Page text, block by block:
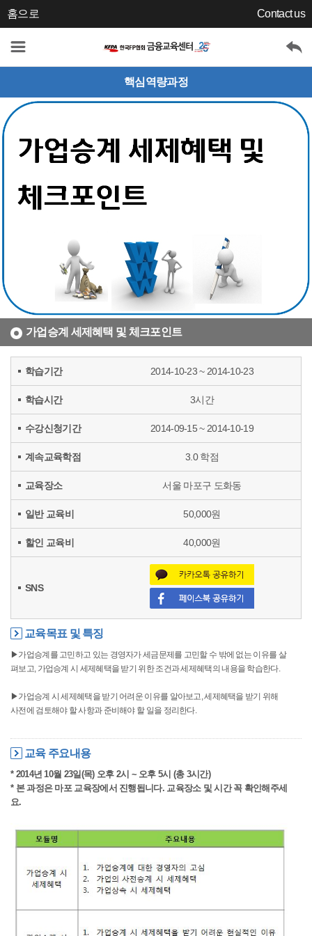
홈으로 Contact us
핵심역량과정
가업승계 세제혜택 및 체크포인트
학습기간 2014-10-23 ~ 2014-10-23
학습시간 3시간
수강신청기간 2014-09-15 ~ 2014-10-19
계속교육학점 3.0 학점
교육장소 서울 마포구 도화동
일반 교육비 50,000원
할인 교육비 40,000원
SNS
교육목표 및 특징
▶가업승계를 고민하고 있는 경영자가 세금문제를 고민할 수 밖에 없는 이유를 살
펴보고, 가업승계 시 세제혜택을 받기 위한 조건과 세제혜택의 내용을 학습한다.
▶가업승계 시 세제혜택을 받기 어려운 이유를 알아보고, 세제혜택을 받기 위해
사전에 검토해야 할 사항과 준비해야 할 일을 정리한다.
교육 주요내용
* 2014년 10월 23일(목) 오후 2시 ~ 오후 5시 (총 3시간)
* 본 과정은 마포 교육장에서 진행됩니다. 교육장소 및 시간 꼭 확인해주세
요.